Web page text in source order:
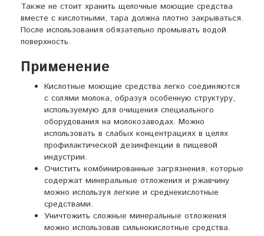
Также не стоит хранить щелочные моющие средства
вместе с кислотными, тара должна плотно закрываться.
После использования обязательно промывать водой
поверхность.
Применение
Кислотные моющие средства легко соединяются
с солями молока, образуя особенную структуру,
используемую для очищения специального
оборудования на молокозаводах. Можно
использовать в слабых концентрациях в целях
профилактической дезинфекции в пищевой
индустрии.
Очистить комбинированные загрязнения, которые
содержат минеральные отложения и ржавчину
можно используя легкие и среднекислотные
средствами.
Уничтожить сложные минеральные отложения
можно использовав сильнокислотные средства.